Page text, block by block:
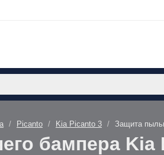
Picanto Kia Picanto 3 Защита
бампера Kia